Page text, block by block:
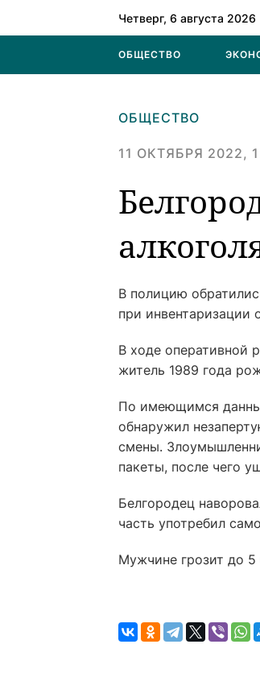
Четверг, 6 августа 2026
ОБЩЕСТВО
ОБЩЕСТВО
11 ОКТЯБРЯ 2022,
В полицию
при инвентаризации
В ходе оперативной
житель 1989 года
По имеющимся
обнаружил
смены.
пакеты, после чего
Белгородец
часть употребил
Мужчине грозит до